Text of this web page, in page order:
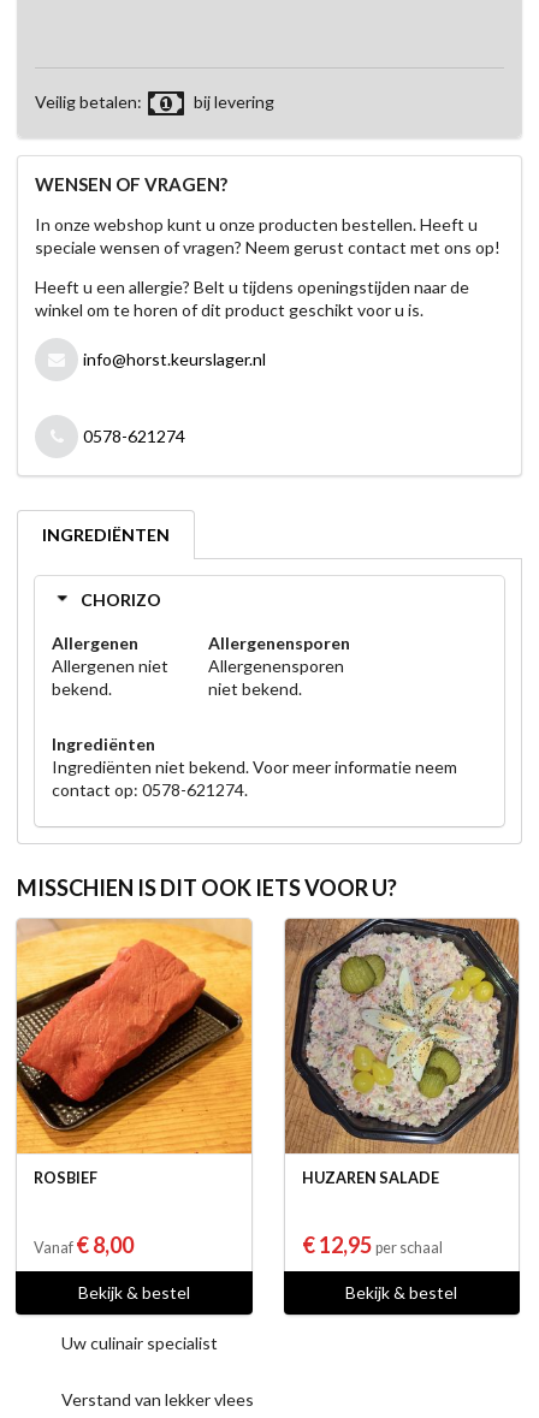
Veilig betalen: bij levering
WENSEN OF VRAGEN?
In onze webshop kunt u onze producten bestellen. Heeft u
speciale wensen of vragen? Neem gerust contact met ons op!
Heeft u een allergie? Belt u tijdens openingstijden naar de
winkel om te horen of dit product geschikt voor u is.
info@horst.keurslager.nl
0578-621274
INGREDIËNTEN
CHORIZO
Allergenen
Allergenen niet
bekend.
Allergenensporen
Allergenensporen
niet bekend.
Ingrediënten
Ingrediënten niet bekend. Voor meer informatie neem
contact op: 0578-621274.
MISSCHIEN IS DIT OOK IETS VOOR U?
ROSBIEF
Vanaf € 8,00
Bekijk & bestel
HUZAREN SALADE
€ 12,95 per schaal
Bekijk & bestel
Uw culinair specialist
Verstand van lekker vlees